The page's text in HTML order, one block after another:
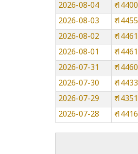
2026-08-04 ₹ 14400
2026-08-03 ₹ 14455
2026-08-02 ₹ 14461
2026-08-01 ₹ 14461
2026-07-31 ₹ 14460
2026-07-30 ₹ 14433
2026-07-29 ₹ 14351
2026-07-28 ₹ 14416